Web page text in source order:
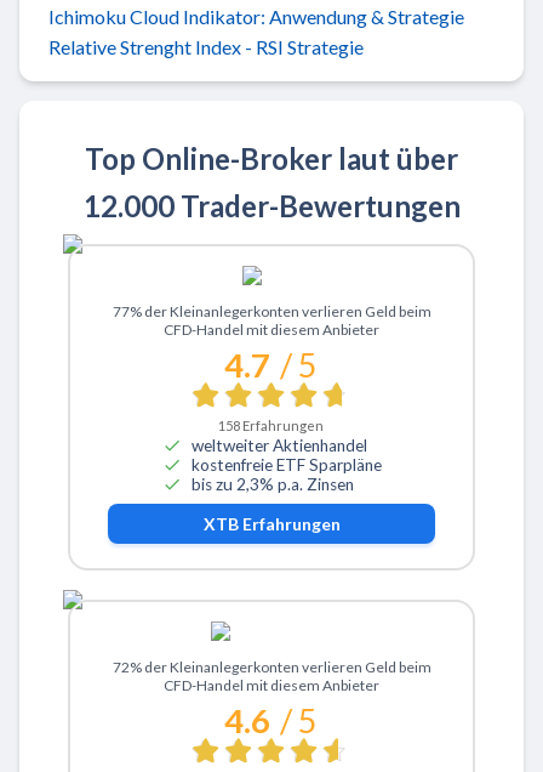
Ichimoku Cloud Indikator: Anwendung & Strategie
Relative Strenght Index - RSI Strategie
Top Online-Broker laut über
12.000 Trader-Bewertungen
Zu XTB
77% der Kleinanlegerkonten verlieren Geld beim
CFD-Handel mit diesem Anbieter
4.7 / 5
158 Erfahrungen
weltweiter Aktienhandel
kostenfreie ETF Sparpläne
bis zu 2,3% p.a. Zinsen
XTBErfahrungen
Zu ActivTrades
72% der Kleinanlegerkonten verlieren Geld beim
CFD-Handel mit diesem Anbieter
4.6 / 5